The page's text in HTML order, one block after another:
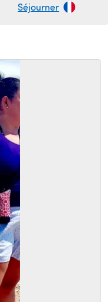
Séjourner